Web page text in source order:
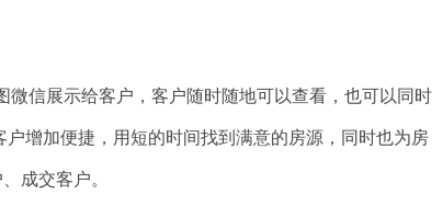
信展示给客户，客户随时随地可以查看，也可以同时
增加便捷，用短的时间找到满意的房源，同时也为房
成交客户。